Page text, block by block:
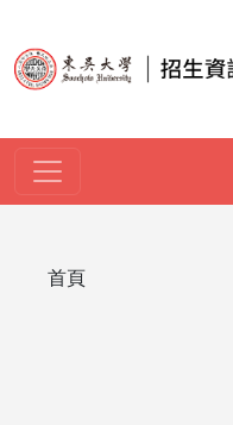
導航連結
首頁